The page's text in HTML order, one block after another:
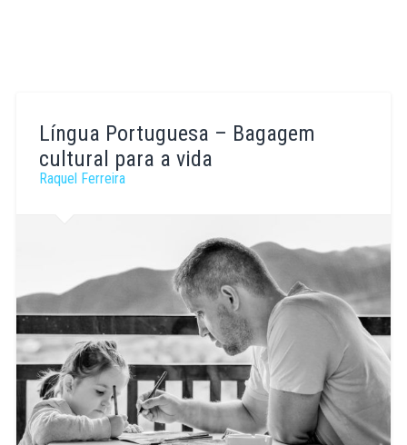
Língua Portuguesa – Bagagem
cultural para a vida
Raquel Ferreira